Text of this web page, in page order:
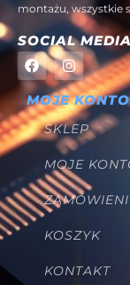
montażu, wszystkie
SOCIAL
MOJE KONTO
SKLEP
MOJE
KOSZYK
KONTAKT